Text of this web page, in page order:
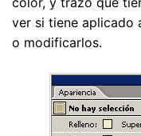
ver si tiene aplicado
o modificarlos.